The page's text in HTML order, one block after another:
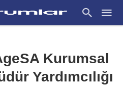
Kurumsal
Yardımcılığı